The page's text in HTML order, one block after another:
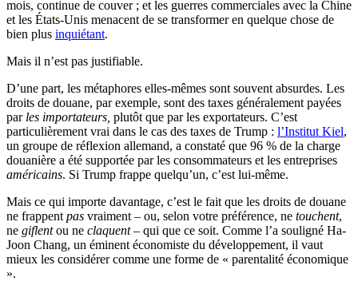
mois, continue de couver ; et les guerres commerciales avec la Chine
et les États-Unis menacent de se transformer en quelque chose de
bien plus inquiétant.
Mais il n’est pas justifiable.
D’une part, les métaphores elles-mêmes sont souvent absurdes. Les
droits de douane, par exemple, sont des taxes généralement payées
par les importateurs, plutôt que par les exportateurs. C’est
particulièrement vrai dans le cas des taxes de Trump : l’Institut Kiel,
un groupe de réflexion allemand, a constaté que 96 % de la charge
douanière a été supportée par les consommateurs et les entreprises
américains. Si Trump frappe quelqu’un, c’est lui-même.
Mais ce qui importe davantage, c’est le fait que les droits de douane
ne frappent pas vraiment – ou, selon votre préférence, ne touchent,
ne giflentou ne claquent– qui que ce soit. Comme l’a souligné Ha-
Joon Chang, un éminent économiste du développement, il vaut
mieux les considérer comme une forme de « parentalité économique
».